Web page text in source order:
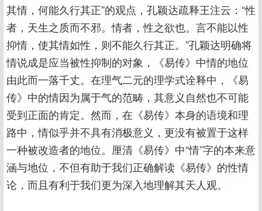
其情，何能久行其正”的观点，孔颖达疏释王注云：“性
者，天生之质而不邪。情者，性之欲也。言不能以性
抑情，使其情如性，则不能久行其正。”孔颖达明确将
情说成是应当被性抑制的对象，《易传》中情的地位
由此而一落千丈。在理气二元的理学式诠释中，《易
传》中的情因为属于气的范畴，其意义自然也不可能
受到正面的肯定。然而，在《易传》本身的语境和理
路中，情似乎并不具有消极意义，更没有被置于这样
一种被改造者的地位。厘清《易传》中“情”字的本来意
涵与地位，不但有助于我们正确解读《易传》的性情
论，而且有利于我们更为深入地理解其天人观。